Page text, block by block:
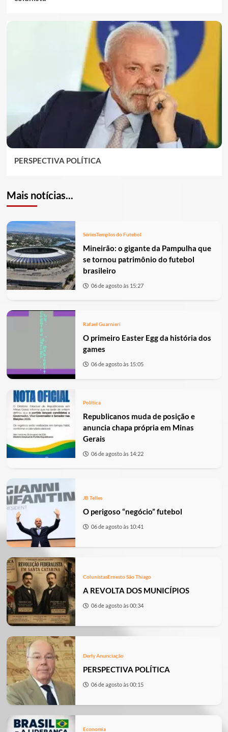
PERSPECTIVA POLÍTICA
Mais notícias...
SériesTemplos do Futebol
Mineirão: o gigante da Pampulha que
se tornou patrimônio do futebol
brasileiro
06 de agosto às 15:27
Rafael Guarnieri
O primeiro Easter Egg da história dos
games
06 de agosto às 15:05
Política
Republicanos muda de posição e
anuncia chapa própria em Minas
Gerais
06 de agosto às 14:22
JB Telles
O perigoso “negócio” futebol
06 de agosto às 10:41
ColunistasErnesto São Thiago
A REVOLTA DOS MUNICÍPIOS
06 de agosto às 00:34
Derly Anunciação
PERSPECTIVA POLÍTICA
06 de agosto às 00:15
Economia